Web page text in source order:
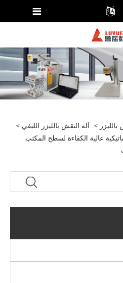
> آلة النقش بالليزر الليفي >
عالية الكفاءة لسطح المكتب